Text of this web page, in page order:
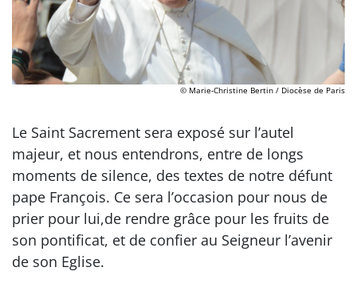
© Marie-Christine Bertin / Diocèse de Paris
Le Saint Sacrement sera exposé sur l’autel
majeur, et nous entendrons, entre de longs
moments de silence, des textes de notre défunt
pape François. Ce sera l’occasion pour nous de
prier pour lui,de rendre grâce pour les fruits de
son pontificat, et de confier au Seigneur l’avenir
de son Eglise.